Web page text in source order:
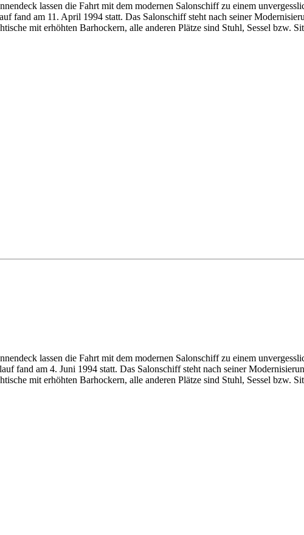
lassen die Fahrt mit dem modernen Salonschiff zu einem
fand am 11. April 1994 statt. Das Salonschiff steht nach seiner
mit erhöhten Barhockern, alle anderen Plätze sind Stuhl, Sessel bzw.
lassen die Fahrt mit dem modernen Salonschiff zu einem
fand am 4. Juni 1994 statt. Das Salonschiff steht nach seiner
mit erhöhten Barhockern, alle anderen Plätze sind Stuhl, Sessel bzw.